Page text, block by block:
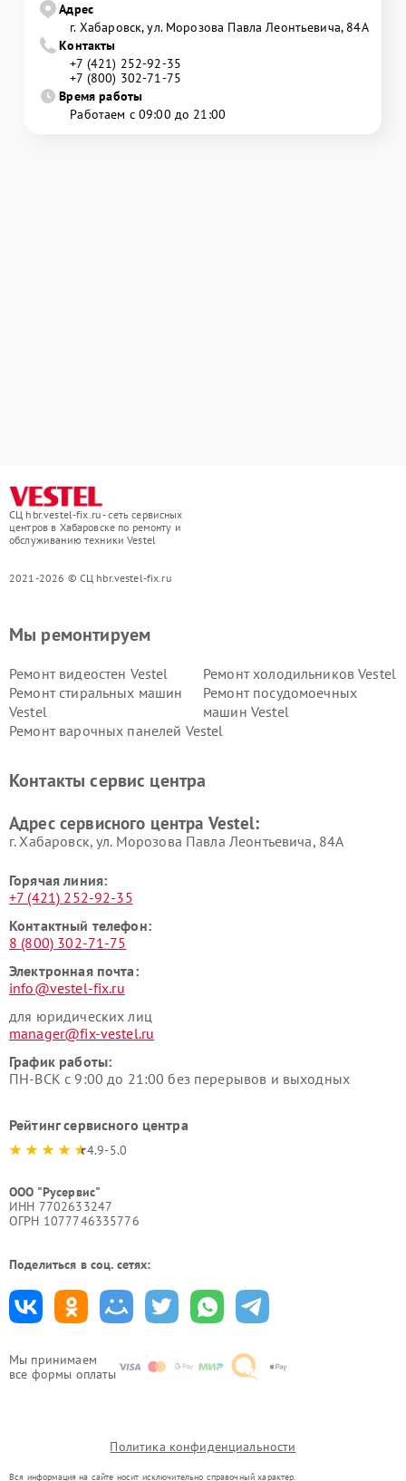
Адрес
г. Хабаровск, ул. Морозова Павла Леонтьевича, 84А
Контакты
+7 (421) 252-92-35
+7 (800) 302-71-75
Время работы
Работаем с 09:00 до 21:00
СЦ hbr.vestel-fix.ru - сеть сервисных
центров в Хабаровске по ремонту и
обслуживанию техники Vestel
2021-2026 © СЦ hbr.vestel-fix.ru
Мы принимаем
все формы оплаты
Мы ремонтируем
Ремонт видеостен Vestel
Ремонт холодильников Vestel
Ремонт стиральных машин
Vestel
Ремонт посудомоечных
машин Vestel
Ремонт варочных панелей Vestel
Контакты сервис центра
Адрес сервисного центра Vestel:
г. Хабаровск, ул. Морозова Павла Леонтьевича, 84А
Горячая линия:
+7 (421) 252-92-35
Контактный телефон:
8 (800) 302-71-75
Электронная почта:
info@vestel-fix.ru
для юридических лиц
manager@fix-vestel.ru
График работы:
ПН-ВСК с 9:00 до 21:00 без перерывов и выходных
Рейтинг сервисного центра
4.9-5.0
ООО "Русервис"
ИНН 7702633247
ОГРН 1077746335776
Поделиться в соц. сетях:
Политика конфиденциальности
Вся информация на сайте носит исключительно справочный характер.